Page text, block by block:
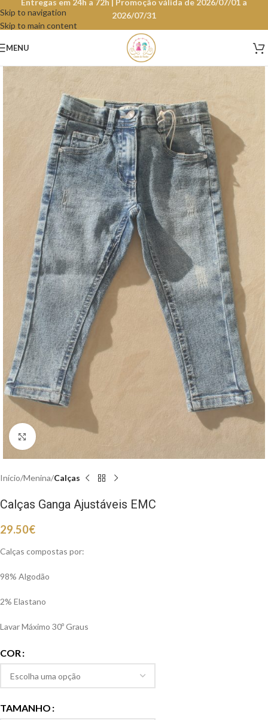
Skip to navigation
Skip to main content
Entregas em 24h a 72h | Promoção válida de 2026/07/01 a
2026/07/31
MENU
Clique para aumentar
Início Menina Calças
Calças Ganga Ajustáveis EMC
29.50€
Calças compostas por:
98% Algodão
2% Elastano
Lavar Máximo 30º Graus
COR
TAMANHO